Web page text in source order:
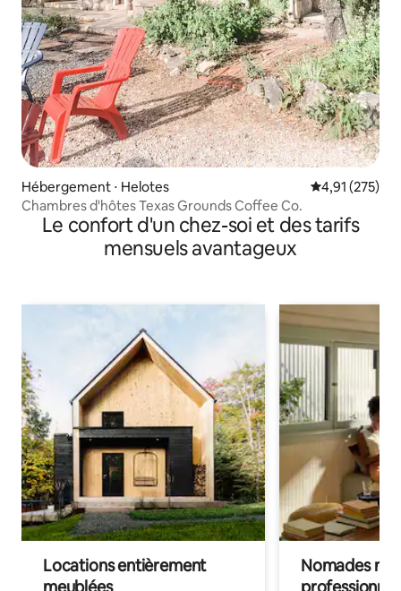
Hébergement ⋅ Helotes Évaluation
4,91 (275)
Chambres d'hôtes Texas Grounds Coffee Co.
Le confort d'un chez-soi et des tarifs
mensuels avantageux
Locations entièrement
meublées
Nomades